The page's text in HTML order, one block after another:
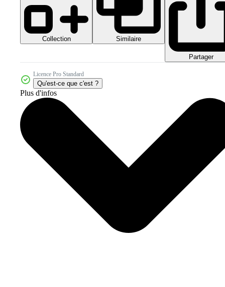
Collection Similaire
Partager
Licence Pro Standard
Qu'est-ce que c'est ?
Plus d'infos